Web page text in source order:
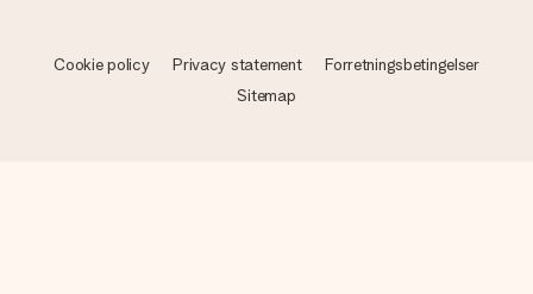
Cookie policy Privacy statement
Forretningsbetingelser
Sitemap